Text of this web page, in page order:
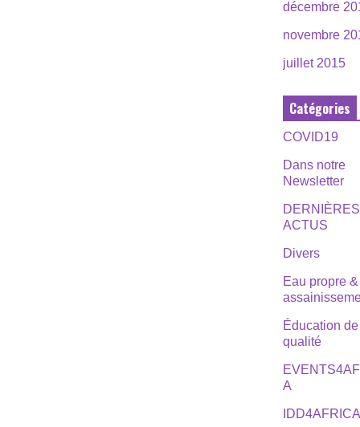
décembre
novembre
juillet 2015
Catégories
COVID19
Dans notre
Newsletter
DERNIÈRES
ACTUS
Divers
Eau propre &
Éducation de
qualité
A